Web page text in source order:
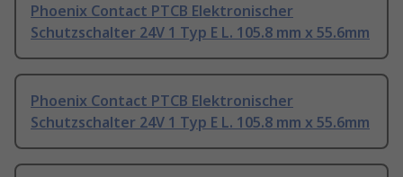
Phoenix Contact PTCB Elektronischer
Schutzschalter 24V 1 Typ E L. 105.8 mm x 55.6mm
Phoenix Contact PTCB Elektronischer
Schutzschalter 24V 1 Typ E L. 105.8 mm x 55.6mm